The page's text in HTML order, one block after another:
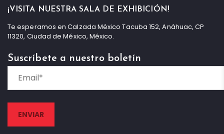
¡VISITA NUESTRA SALA DE EXHIBICIÓN!
Te esperamos en Calzada México Tacuba 152, Anáhuac, CP
11320, Ciudad de México, México.
Suscríbete a nuestro boletín